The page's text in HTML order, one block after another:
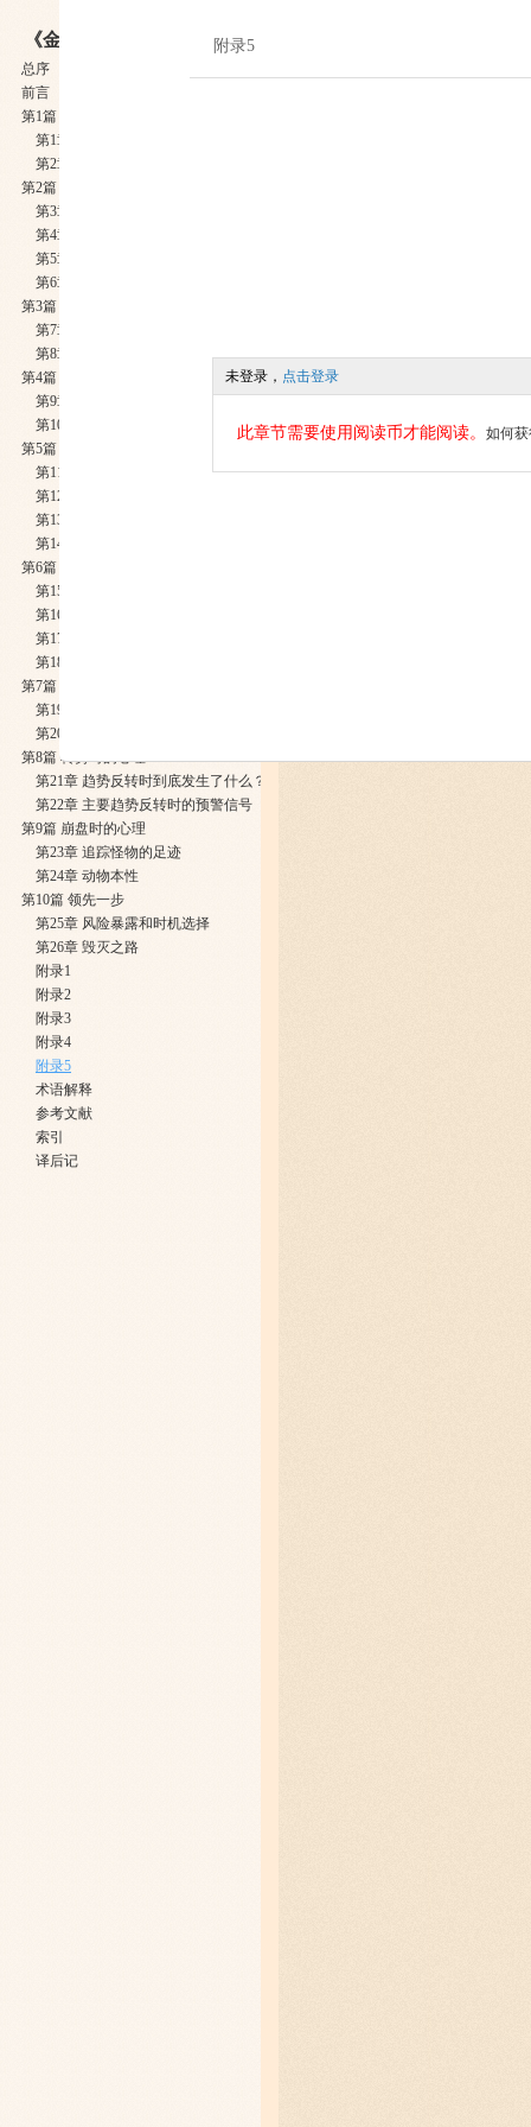
《金融心理学-掌握市场波动的真谛》
总序
前言
第1篇 时间和无知之神秘力量
第1章 理性人和实际世界
第2章 一些实用术语
第2篇 金融市场的四项基本原理
第3章 第一项基本原理：市场走在前面
第4章 第二项基本原理：市场是非理性的
第5章 第三项基本原理：混沌支配
第6章 第四项基本原理：技术图形自我实现
第3篇 人类心理
第7章 心理学的起源
第8章 主要流派
第4篇 群体行为
第9章 炼金师
第10章 心理与金融相结合
第5篇 市场信息心理学
第11章 最快的游戏
第12章 无风起浪？
第13章 小鱼和大鱼
​第14章 框架和态度
第6篇 趋势市的心理
第15章 趋势开始形成
第16章 和谐与共振
第17章 认识庞氏先生
第18章 牛市与熊市的差异
第7篇 平衡市的心理
​第19章 怀疑和犹豫
第20章 当市场过份扩张时
第8篇 转势时的心理
第21章 趋势反转时到底发生了什么？
第22章 主要趋势反转时的预警信号
第9篇 崩盘时的心理
第23章 追踪怪物的足迹
第24章 动物本性
第10篇 领先一步
第25章 风险暴露和时机选择
第26章 毁灭之路
附录1
附录2
附录3
附录4
附录5
术语解释
参考文献
索引
译后记
附录5
未登录， 点击登录
此章节需要使用阅读币才能阅读。 如何